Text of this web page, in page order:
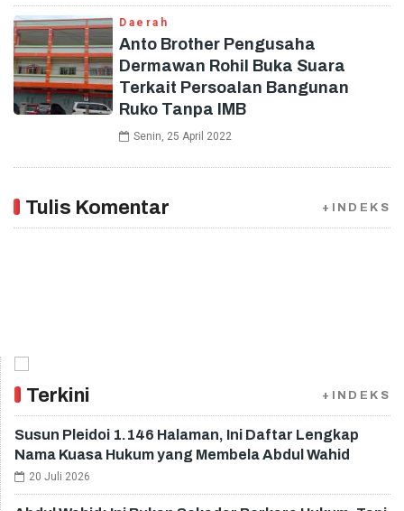
Daerah
Anto Brother Pengusaha
Dermawan Rohil Buka Suara
Terkait Persoalan Bangunan
Ruko Tanpa IMB
Senin, 25 April 2022
Tulis Komentar +INDEKS
Terkini +INDEKS
Susun Pleidoi 1.146 Halaman, Ini Daftar Lengkap
Nama Kuasa Hukum yang Membela Abdul Wahid
20 Juli 2026